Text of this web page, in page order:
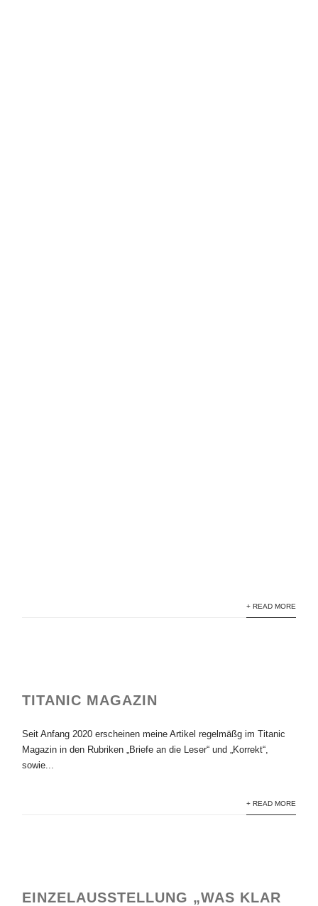
+ READ MORE
TITANIC MAGAZIN
Seit Anfang 2020 erscheinen meine Artikel regelmäßg im Titanic
Magazin in den Rubriken „Briefe an die Leser“ und „Korrekt“,
sowie...
+ READ MORE
EINZELAUSSTELLUNG „WAS KLAR